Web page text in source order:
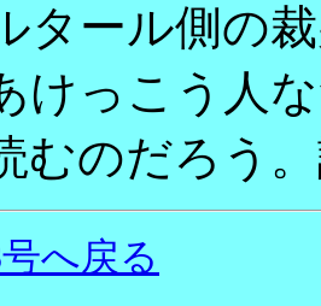
タール側の
けっこう人
むのだろう
へ戻る